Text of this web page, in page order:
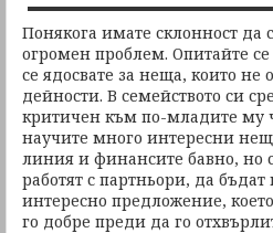
Понякога имате склонност да
огромен проблем. Опитайте
се ядосвате за неща, които не
дейности. В семейството си
критичен към по-младите му
научите много интересни
линия и финансите бавно, но
работят с партньори, да
интересно предложение,
го добре преди да го